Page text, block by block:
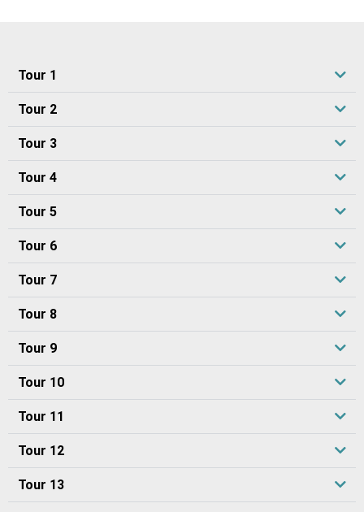
Tour 1
Tour 2
Tour 3
Tour 4
Tour 5
Tour 6
Tour 7
Tour 8
Tour 9
Tour 10
Tour 11
Tour 12
Tour 13